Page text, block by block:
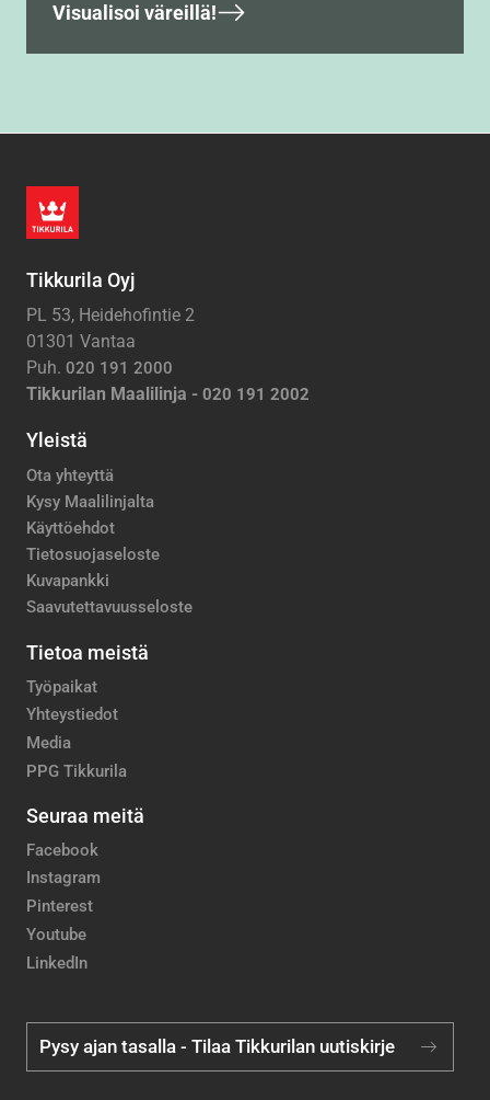
Visualisoi väreillä!
Tikkurila Oyj
PL 53, Heidehofintie 2
01301 Vantaa
Puh. 020 191 2000
Tikkurilan Maalilinja - 020 191 2002
Yleistä
Ota yhteyttä
Kysy Maalilinjalta
Käyttöehdot
Tietosuojaseloste
Kuvapankki
Saavutettavuusseloste
Tietoa meistä
Työpaikat
Yhteystiedot
Media
PPG Tikkurila
Seuraa meitä
Facebook
Instagram
Pinterest
Youtube
LinkedIn
Pysy ajan tasalla - Tilaa Tikkurilan uutiskirje